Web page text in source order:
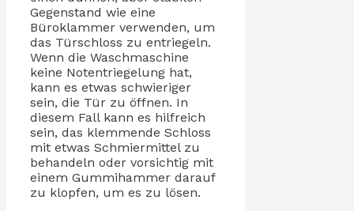
Gegenstand wie eine
Büroklammer verwenden, um
das Türschloss zu entriegeln.
Wenn die Waschmaschine
keine Notentriegelung hat,
kann es etwas schwieriger
sein, die Tür zu öffnen. In
diesem Fall kann es hilfreich
sein, das klemmende Schloss
mit etwas Schmiermittel zu
behandeln oder vorsichtig mit
einem Gummihammer darauf
zu klopfen, um es zu lösen.